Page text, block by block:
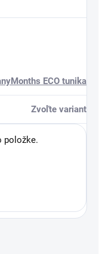
ECO tunika
Zvoľte variant
položke.